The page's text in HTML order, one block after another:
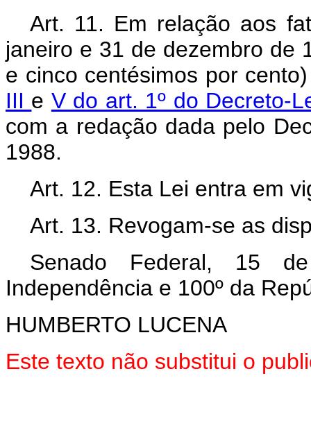
Art. 11. Em relação aos
janeiro e 31 de dezembro de
e cinco centésimos por
III e V do art. 1º do Decreto-
com a redação dada pelo
1988.
Art. 12. Esta Lei entra em
Art. 13. Revogam-se as
Senado Federal, 15
Independência e 100º da
HUMBERTO LUCENA
Este texto não substitui o